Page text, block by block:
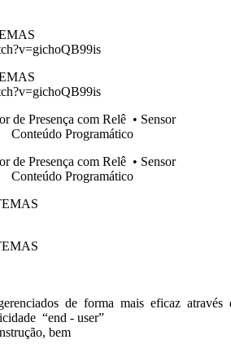
Presença com Relê • Sensor
Conteúdo Programático
Presença com Relê • Sensor
Conteúdo Programático
de forma mais eficaz
“end - user”
bem